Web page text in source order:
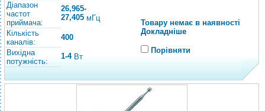
Діапазон
частот
приймача:
26,965-
27,405 мГц
Кількість
каналів:
400
Вихідна
потужність:
1-4Вт
Товару немає в наявності
Докладніше
Порівняти